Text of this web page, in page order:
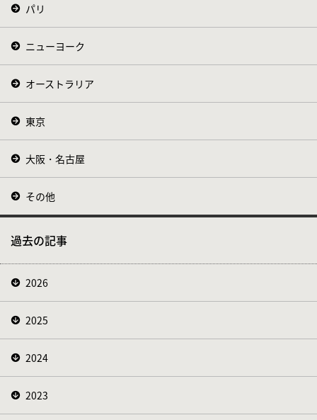
パリ
ニューヨーク
オーストラリア
東京
大阪・名古屋
その他
過去の記事
2026
2025
2024
2023